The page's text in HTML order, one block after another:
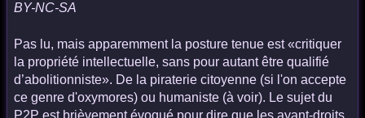
BY-NC-SA
Pas lu, mais apparemment la posture tenue est «critiquer
la propriété intellectuelle, sans pour autant être qualifié
d’abolitionniste». De la piraterie citoyenne (si l'on accepte
ce genre d'oxymores) ou humaniste (à voir). Le sujet du
P2P est brièvement évoqué pour dire que les ayant-droits